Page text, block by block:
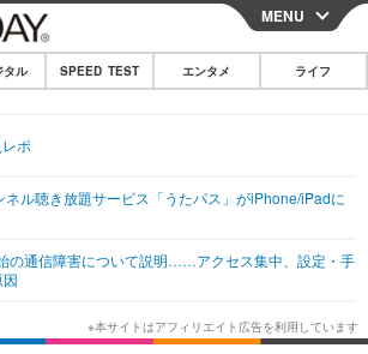
CLOSE
その他
韓国・芸能
グルメ
MENU
タル SPEED TEST エンタメ ライフ
ポ
ネル聴き放題サービス「うたパス」がiPhone/iPadに
の通信障害について説明……アクセス集中、設定・手